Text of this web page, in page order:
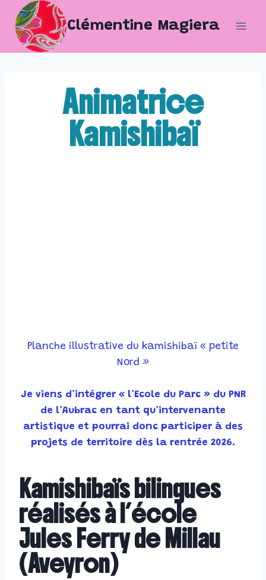
contenu
Clémentine Magiera
Animatrice
Kamishibaï
Planche illustrative du kamishibaï « petite
Nord »
Je viens d’intégrer « l’Ecole du Parc » du PNR
de l’Aubrac en tant qu’intervenante
artistique et pourrai donc participer à des
projets de territoire dès la rentrée 2026.
Kamishibaïs bilingues
réalisés à l’école
Jules Ferry de Millau
(Aveyron)